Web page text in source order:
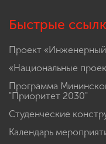
Быстрые
Проект «Инженерный
«Национальные
Программа
"Приоритет 2030"
Студенческие
Календарь